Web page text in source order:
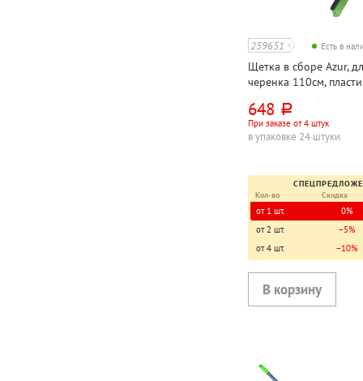
259651 Есть в
Щетка в сборе Azur,
черенка 110см,
ассорти, с черенком,
мягкая щетина 7см
648 руб.
При заказе от 4 штук
в упаковке 24 штуки
Кол-во
Скидка
от 1 шт. 0%
от 2 шт.
−5%
от 4 шт.
−10%